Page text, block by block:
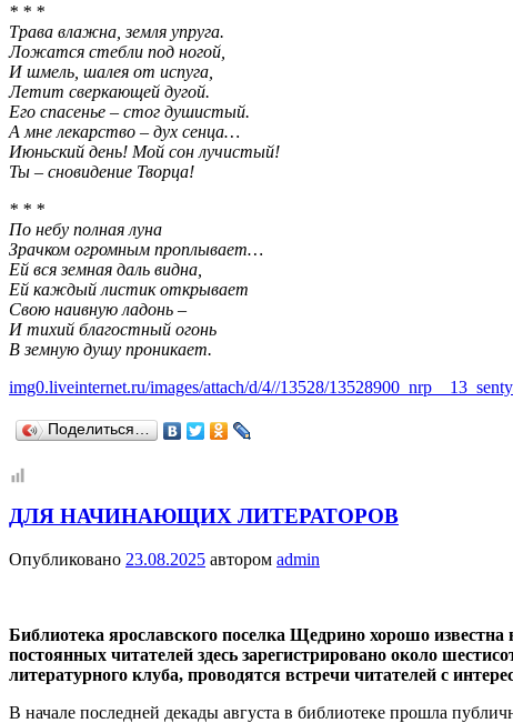
* * *
Трава влажна, земля упруга.
Ложатся стебли под ногой,
И шмель, шалея от испуга,
Летит сверкающей дугой.
Его спасенье ‒ стог душистый.
А мне лекарство ‒ дух сенца…
Июньский день! Мой сон лучистый!
Ты ‒ сновидение Творца!
* * *
По небу полная луна
Зрачком огромным проплывает…
Ей вся земная даль видна,
Ей каждый листик открывает
Свою наивную ладонь ‒
И тихий благостный огонь
В земную душу проникает.
img0.liveinternet.ru/images/attach/d/4//13528/
Поделиться…
ДЛЯ НАЧИНАЮЩИХ ЛИТЕРАТОРОВ
Опубликовано 23.08.2025 автором admin
Библиотека ярославского поселка Щедрино хорошо
постоянных читателей здесь зарегистрировано около
литературного клуба, проводятся встречи читателей с
В начале последней декады августа в библиотеке прошла